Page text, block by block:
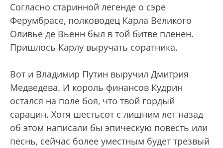
Согласно старинной легенде о сэре
Ферумбрасе, полководец Карла Великого
Оливье де Вьенн был в той битве пленен.
Пришлось Карлу выручать соратника.
Вот и Владимир Путин выручил Дмитрия
Медведева. И король финансов Кудрин
остался на поле боя, что твой гордый
сарацин. Хотя шестьсот с лишним лет назад
об этом написали бы эпическую повесть или
песнь, сейчас более уместным будет трезвый